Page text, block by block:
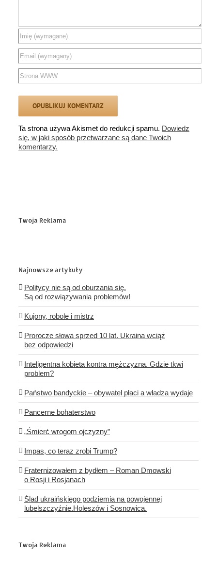
Ta strona używa Akismet do redukcji spamu. Dowiedz
się, w jaki sposób przetwarzane są dane Twoich
komentarzy.
Twoja Reklama
Najnowsze artykuły
Politycy nie są od oburzania się.
Są od rozwiązywania problemów!
Kujony, robole i mistrz
Prorocze słowa sprzed 10 lat. Ukraina wciąż
bez odpowiedzi
Inteligentna kobieta kontra mężczyzna. Gdzie tkwi
problem?
Państwo bandyckie – obywatel płaci a władza wydaje
Pancerne bohaterstwo
„Śmierć wrogom ojczyzny”
Impas, co teraz zrobi Trump?
Fraternizowałem z bydłem – Roman Dmowski
o Rosji i Rosjanach
Ślad ukraińskiego podziemia na powojennej
lubelszczyźnie.Holeszów i Sosnowica.
Twoja Reklama